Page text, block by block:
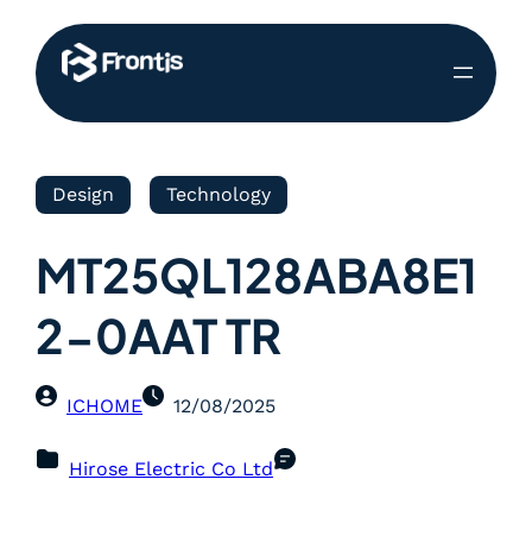
Design Technology
MT25QL128ABA8E1
2-0AAT TR
ICHOME 12/08/2025
Hirose Electric Co Ltd